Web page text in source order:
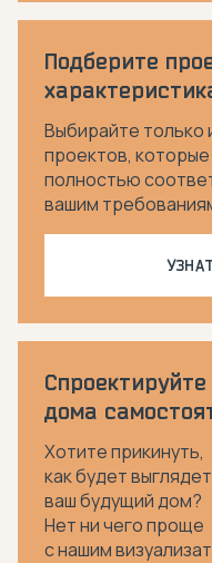
Подберите
Выбирайте только
проектов, которые
полностью
вашим
дома
Хотите прикинуть,
как будет
ваш будущий дом?
Нет ни чего проще
с нашим